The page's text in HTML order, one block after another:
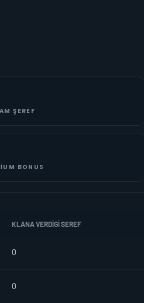
ŞEREF
BONUS
KLANA VERDIGI SEREF
0
0